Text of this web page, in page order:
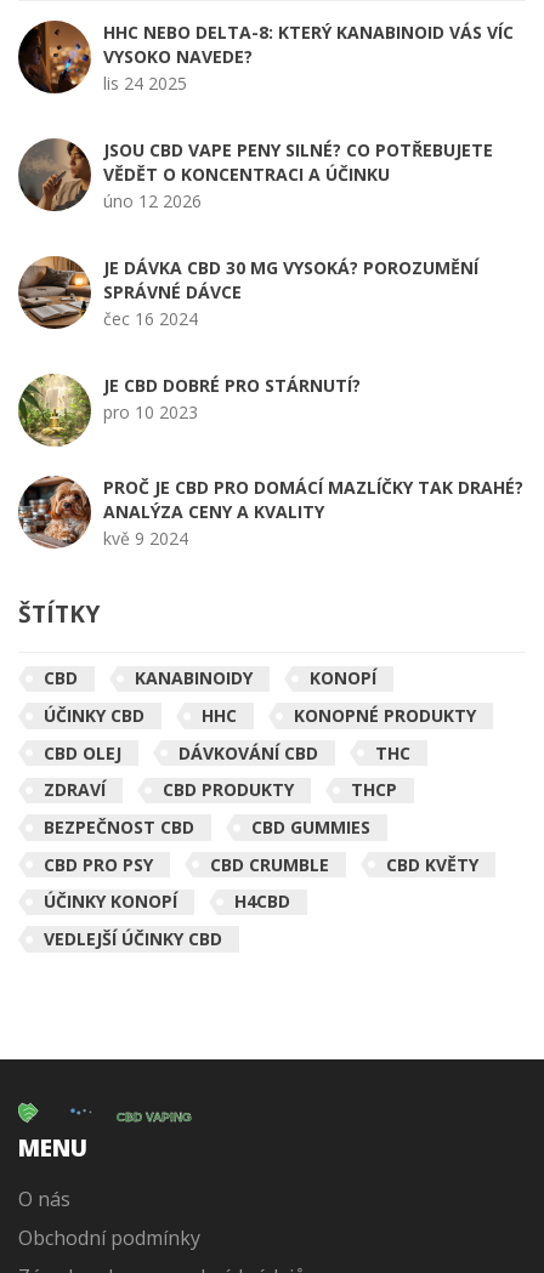
HHC NEBO DELTA-8: KTERÝ KANABINOID VÁS VÍC
VYSOKO NAVEDE?
lis 24 2025
JSOU CBD VAPE PENY SILNÉ? CO POTŘEBUJETE
VĚDĚT O KONCENTRACI A ÚČINKU
úno 12 2026
JE DÁVKA CBD 30 MG VYSOKÁ? POROZUMĚNÍ
SPRÁVNÉ DÁVCE
čec 16 2024
JE CBD DOBRÉ PRO STÁRNUTÍ?
pro 10 2023
PROČ JE CBD PRO DOMÁCÍ MAZLÍČKY TAK DRAHÉ?
ANALÝZA CENY A KVALITY
kvě 9 2024
ŠTÍTKY
CBD KANABINOIDY
KONOPÍ
ÚČINKY CBD
HHC
KONOPNÉ PRODUKTY
CBD OLEJ
DÁVKOVÁNÍ CBD
THC
ZDRAVÍ
CBD PRODUKTY
THCP
BEZPEČNOST CBD
CBD GUMMIES
CBD PRO PSY
CBD CRUMBLE
CBD KVĚTY
ÚČINKY KONOPÍ
H4CBD
VEDLEJŠÍ ÚČINKY CBD
MENU
O nás
Obchodní podmínky